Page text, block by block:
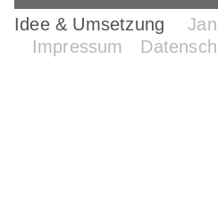
Idee & Umsetzung
Impressum